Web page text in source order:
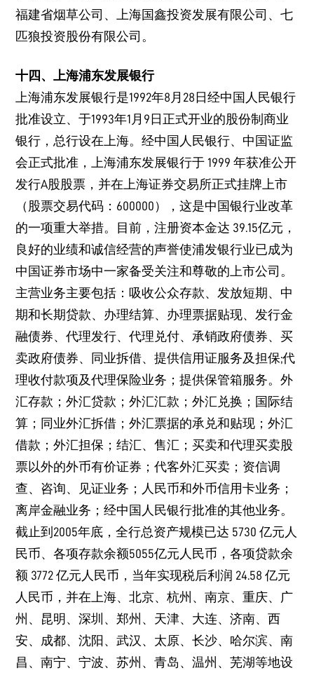
福建省烟草公司、上海国鑫投资发展有限公司、七
匹狼投资股份有限公司。
十四、上海浦东发展银行
上海浦东发展银行是1992年8月28日经中国人民银行
批准设立、于1993年1月9日正式开业的股份制商业
银行，总行设在上海。经中国人民银行、中国证监
会正式批准，上海浦东发展银行于 1999 年获准公开
发行A股股票，并在上海证券交易所正式挂牌上市
（股票交易代码：600000），这是中国银行业改革
的一项重大举措。目前，注册资本金达 39.15亿元，
良好的业绩和诚信经营的声誉使浦发银行业已成为
中国证券市场中一家备受关注和尊敬的上市公司。
主营业务主要包括：吸收公众存款、发放短期、中
期和长期贷款、办理结算、办理票据贴现、发行金
融债券、代理发行、代理兑付、承销政府债券、买
卖政府债券、同业拆借、提供信用证服务及担保;代
理收付款项及代理保险业务；提供保管箱服务。外
汇存款；外汇贷款；外汇汇款；外汇兑换；国际结
算；同业外汇拆借；外汇票据的承兑和贴现；外汇
借款；外汇担保；结汇、售汇；买卖和代理买卖股
票以外的外币有价证券；代客外汇买卖；资信调
查、咨询、见证业务；人民币和外币信用卡业务；
离岸金融业务；经中国人民银行批准的其他业务。
截止到2005年底，全行总资产规模已达 5730 亿元人
民币、各项存款余额5055亿元人民币，各项贷款余
额 3772 亿元人民币，当年实现税后利润 24.58 亿元
人民币，并在上海、北京、杭州、南京、重庆、广
州、昆明、深圳、郑州、天津、大连、济南、西
安、成都、沈阳、武汉、太原、长沙、哈尔滨、南
昌、南宁、宁波、苏州、青岛、温州、芜湖等地设